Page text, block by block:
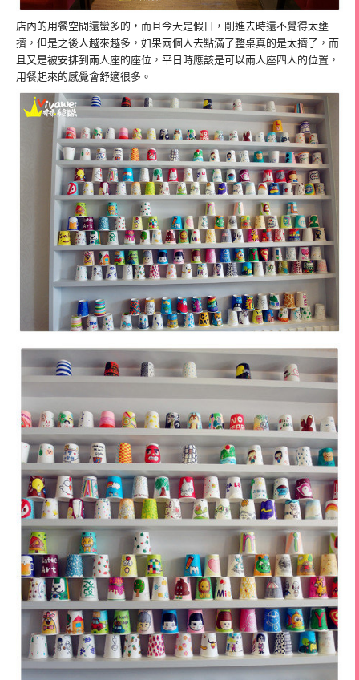
店內的用餐空間還蠻多的，而且今天是假日，剛進去時還不覺得太壅
擠，但是之後人越來越多，如果兩個人去點滿了整桌真的是太擠了，而
且又是被安排到兩人座的座位，平日時應該是可以兩人座四人的位置，
用餐起來的感覺會舒適很多。